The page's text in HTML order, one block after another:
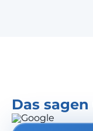
Das sagen